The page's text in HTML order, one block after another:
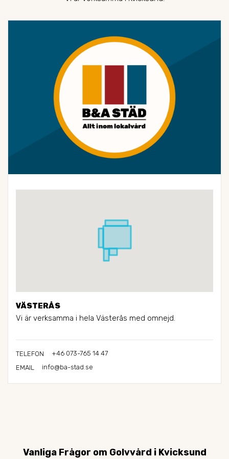
VÄSTERÅS
Vi är verksamma i hela Västerås med omnejd.
TELEFON
+46 073-765 14 47
EMAIL
info@ba-stad.se
Vanliga Frågor om Golvvård i Kvicksund